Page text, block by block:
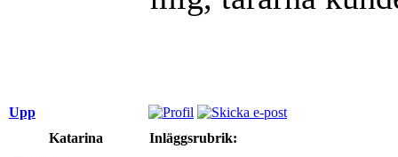
Upp
Katarina
Inläggsrubrik: